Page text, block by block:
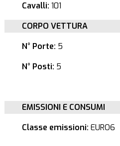
Cavalli: 101
CORPO VETTURA
N° Porte: 5
N° Posti: 5
EMISSIONI E CONSUMI
Classe emissioni: EURO6